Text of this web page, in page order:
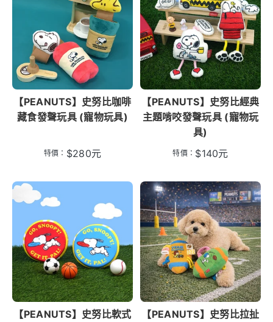
【PEANUTS】史努比咖啡
藏食發聲玩具 (寵物玩具)
特價： $280元
【PEANUTS】史努比經典
主題啃咬發聲玩具 (寵物玩
具)
特價： $140元
【PEANUTS】史努比軟式
【PEANUTS】史努比拉扯